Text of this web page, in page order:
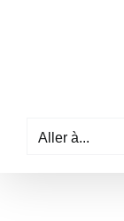
Aller à...